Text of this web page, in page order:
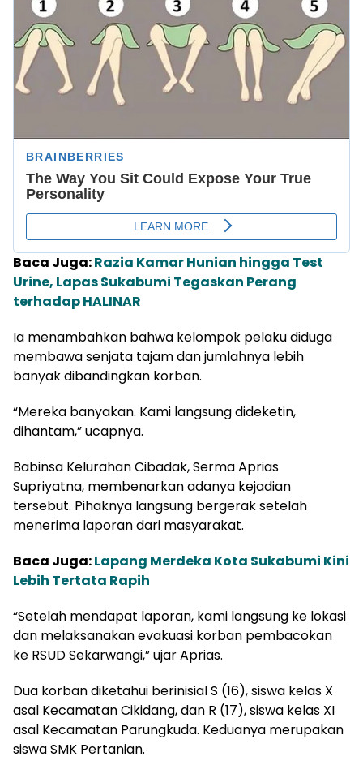
Baca Juga:Razia Kamar Hunian hingga Test
Urine, Lapas Sukabumi Tegaskan Perang
terhadap HALINAR
Ia menambahkan bahwa kelompok pelaku diduga
membawa senjata tajam dan jumlahnya lebih
banyak dibandingkan korban.
“Mereka banyakan. Kami langsung dideketin,
dihantam,” ucapnya.
Babinsa Kelurahan Cibadak, Serma Aprias
Supriyatna, membenarkan adanya kejadian
tersebut. Pihaknya langsung bergerak setelah
menerima laporan dari masyarakat.
Baca Juga:Lapang Merdeka Kota Sukabumi Kini
Lebih Tertata Rapih
“Setelah mendapat laporan, kami langsung ke lokasi
dan melaksanakan evakuasi korban pembacokan
ke RSUD Sekarwangi,” ujar Aprias.
Dua korban diketahui berinisial S (16), siswa kelas X
asal Kecamatan Cikidang, dan R (17), siswa kelas XI
asal Kecamatan Parungkuda. Keduanya merupakan
siswa SMK Pertanian.